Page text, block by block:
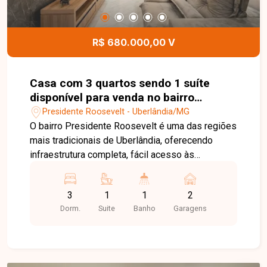
sistema de câmeras de monitoramento,
oferecendo segurança, conforto e diversas
possibilidades de utilização. Entre em contato
para mais informações e agende uma visita para
R$ 680.000,00 V
Casa com 3 quartos sendo 1 suíte
disponível para venda no bairro
Presidente Roosevelt em Uberlândia-
MG
Presidente Roosevelt - Uberlândia/MG
O bairro Presidente Roosevelt é uma das regiões
mais tradicionais de Uberlândia, oferecendo
infraestrutura completa, fácil acesso às
supermercados, escolas, farmácias, restaurantes
e diversos serviços. Uma excelente localização
para quem busca praticidade, conforto e
3
Dorm.
1
Suite
1
Banho
2
Garagens